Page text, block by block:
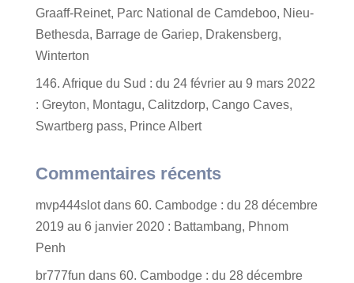
Graaff-Reinet, Parc National de Camdeboo, Nieu-
Bethesda, Barrage de Gariep, Drakensberg,
Winterton
146. Afrique du Sud : du 24 février au 9 mars 2022
: Greyton, Montagu, Calitzdorp, Cango Caves,
Swartberg pass, Prince Albert
Commentaires récents
mvp444slotdans 60. Cambodge : du 28 décembre
2019 au 6 janvier 2020 : Battambang, Phnom
Penh
br777fun dans 60. Cambodge : du 28 décembre